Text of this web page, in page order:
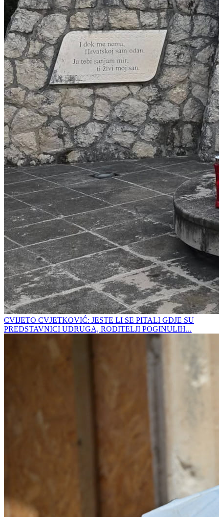
CVIJETO CVJETKOVIĆ: JESTE LI SE PITALI GDJE SU
PREDSTAVNICI UDRUGA, RODITELJI POGINULIH...